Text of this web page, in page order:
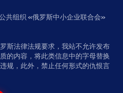
共组织 «俄罗斯中小企业联合会»
斯法律法规要求，我站不允许发布
的内容，将此类信息中的字母替换
规，此外，禁止任何形式的仇恨言